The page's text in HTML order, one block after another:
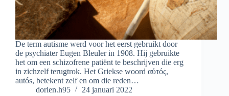
De term autisme werd voor het eerst gebruikt door
de psychiater Eugen Bleuler in 1908. Hij gebruikte
het om een ​​schizofrene patiënt te beschrijven die erg
in zichzelf terugtrok. Het Griekse woord αὐτός,
autós, betekent zelf en om die reden…
dorien.h95
24 januari 2022